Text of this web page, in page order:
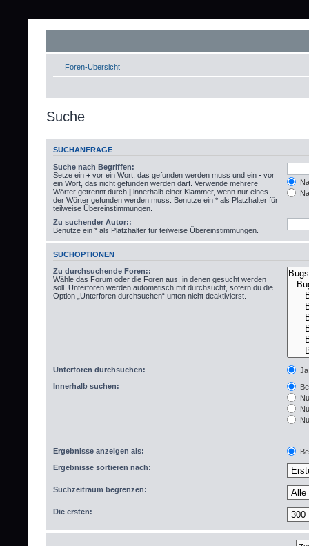
Foren-Übersicht
Suche
SUCHANFRAGE
Suche nach Begriffen:
Setze ein + vor ein Wort, das gefunden werden muss und ein - vor
ein Wort, das nicht gefunden werden darf. Verwende mehrere
Wörter getrennt durch | innerhalb einer Klammer, wenn nur eines
der Wörter gefunden werden muss. Benutze ein * als Platzhalter für
teilweise Übereinstimmungen.
Zu suchender Autor::
Benutze ein * als Platzhalter für teilweise Übereinstimmungen.
SUCHOPTIONEN
Zu durchsuchende Foren::
Wähle das Forum oder die Foren aus, in denen gesucht werden
soll. Unterforen werden automatisch mit durchsucht, sofern du die
Option „Unterforen durchsuchen“ unten nicht deaktivierst.
Unterforen durchsuchen:
Ja
Innerhalb suchen:
Ergebnisse anzeigen als:
Ergebnisse sortieren nach:
Suchzeitraum begrenzen:
Die ersten: